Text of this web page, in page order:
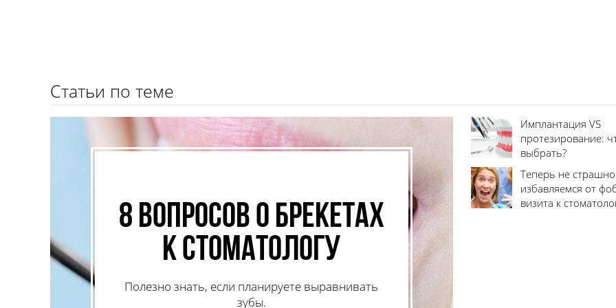
Статьи по теме
8 вопросов о брекетах
к стоматологу
Полезно знать, если планируете выравнивать
зубы.
Имплантация VS
протезирование:
выбрать?
Теперь не
избавляемся от
визита к